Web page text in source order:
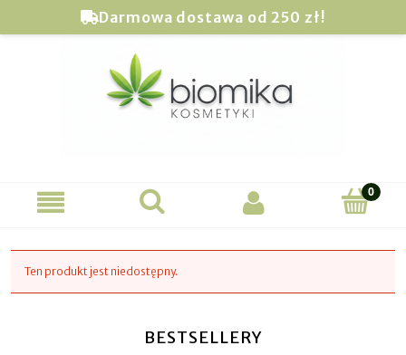
Darmowa dostawa od 250 zł!
Ten produkt jest niedostępny.
BESTSELLERY